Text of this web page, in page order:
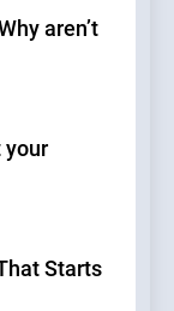
aren’t
your
Starts